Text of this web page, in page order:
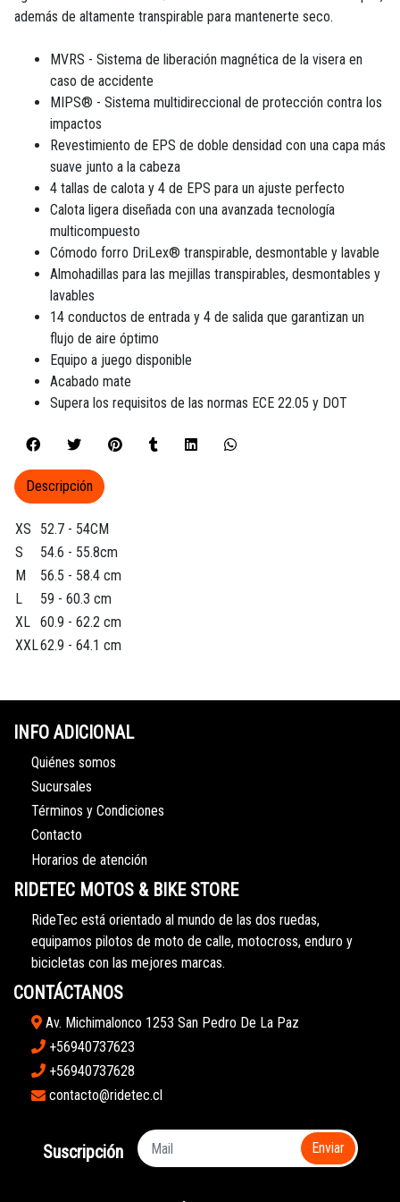
además de altamente transpirable para mantenerte seco.
MVRS - Sistema de liberación magnética de la visera en
caso de accidente
MIPS® - Sistema multidireccional de protección contra los
impactos
Revestimiento de EPS de doble densidad con una capa más
suave junto a la cabeza
4 tallas de calota y 4 de EPS para un ajuste perfecto
Calota ligera diseñada con una avanzada tecnología
multicompuesto
Cómodo forro DriLex® transpirable, desmontable y lavable
Almohadillas para las mejillas transpirables, desmontables y
lavables
14 conductos de entrada y 4 de salida que garantizan un
flujo de aire óptimo
Equipo a juego disponible
Acabado mate
Supera los requisitos de las normas ECE 22.05 y DOT
XS
52.7 - 54CM
S
54.6 - 55.8cm
M
56.5 - 58.4 cm
L
59 - 60.3 cm
XL 60.9 - 62.2 cm
XXL62.9 - 64.1 cm
Descripción
INFO ADICIONAL
Quiénes somos
Sucursales
Términos y Condiciones
Contacto
Horarios de atención
RIDETEC MOTOS & BIKE STORE
RideTec está orientado al mundo de las dos ruedas,
equipamos pilotos de moto de calle, motocross, enduro y
bicicletas con las mejores marcas.
CONTÁCTANOS
Av. Michimalonco 1253 San Pedro De La Paz
+56940737623
+56940737628
contacto@ridetec.cl
Suscripción Enviar